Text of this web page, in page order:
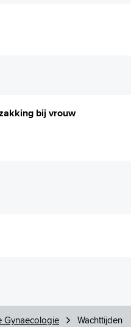
bij vrouw
Gynaecologie Wachttijden